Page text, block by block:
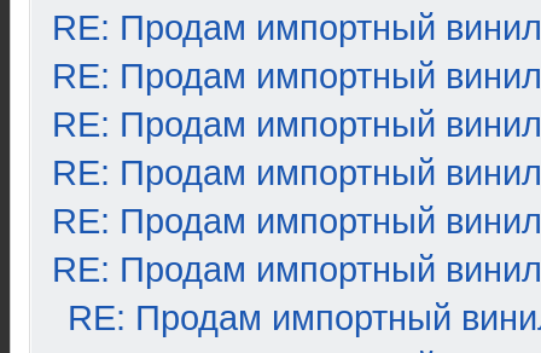
RE: Продам импортный винил
RE: Продам импортный винил
RE: Продам импортный винил
RE: Продам импортный винил
RE: Продам импортный винил
RE: Продам импортный винил
RE: Продам импортный